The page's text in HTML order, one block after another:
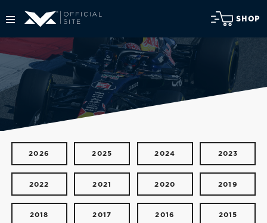
SHOP
2026 2025 2024 2023
2022 2021 2020 2019
2018 2017 2016 2015